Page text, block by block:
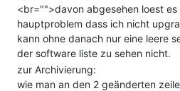
Dienstprogramm "ThinkPad
2.05
Malwarebytes' Anti-Malware
Es wäre toll wenn ihr das noch
könntet.
<br="">davon abgesehen loest es
hauptproblem dass ich nicht
kann ohne danach nur eine leere
der software liste zu sehen nicht.
zur Archivierung:
wie man an den 2 geänderten